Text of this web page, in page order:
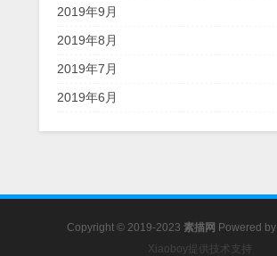
2019年9月
2019年8月
2019年7月
2019年6月
Copyright © 2019-2023 素描网 Powered by
Xiaoboy提供技术支持